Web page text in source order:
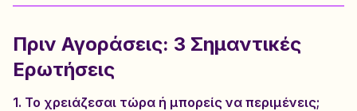
Πριν Αγοράσεις: 3 Σημαντικές
Ερωτήσεις
1. Το χρειάζεσαι τώρα ή μπορείς να περιμένεις;